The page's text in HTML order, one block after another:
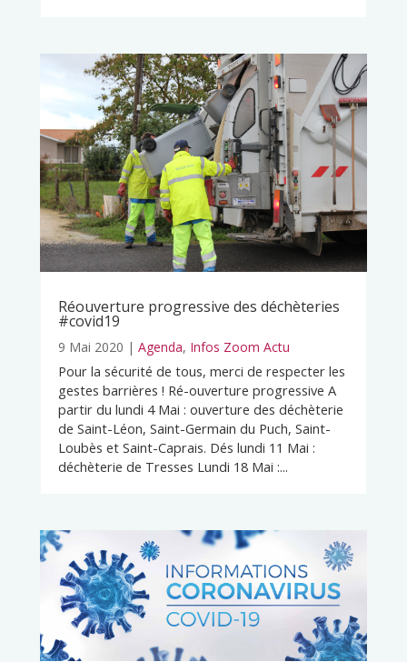
Réouverture progressive des déchèteries
#covid19
9 Mai 2020 | Agenda, Infos Zoom Actu
Pour la sécurité de tous, merci de respecter les
gestes barrières ! Ré-ouverture progressive A
partir du lundi 4 Mai : ouverture des déchèterie
de Saint-Léon, Saint-Germain du Puch, Saint-
Loubès et Saint-Caprais. Dés lundi 11 Mai :
déchèterie de Tresses Lundi 18 Mai :...